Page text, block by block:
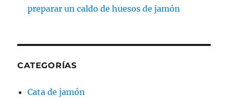
preparar un caldo de huesos de jamón
CATEGORÍAS
Cata de jamón